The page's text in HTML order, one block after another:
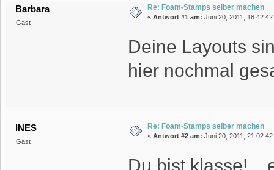
Barbara
Gast
Re: Foam-Stamps selber machen
« Antwort #1 am: Juni 20, 2011,
Deine Layouts
hier nochmal
INES
Gast
Re: Foam-Stamps selber machen
« Antwort #2 am: Juni 20, 2011,
Du bist